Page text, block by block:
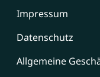
Impressum
Datenschutz
Allgemeine